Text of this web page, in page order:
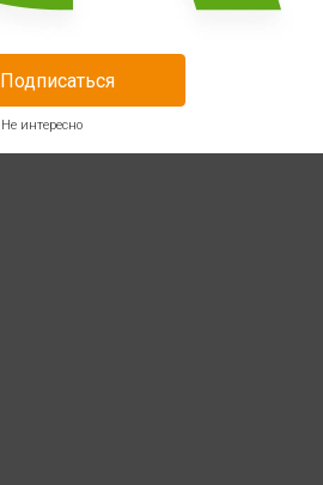
Подписаться
Не интересно